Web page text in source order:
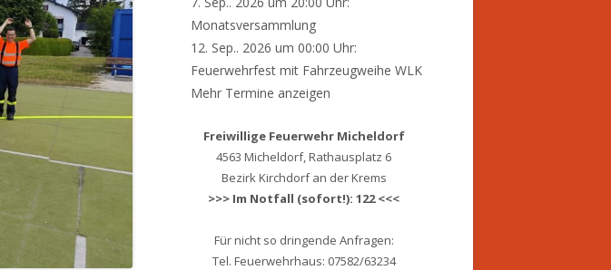
Monatsversammlung
12. Sep.. 2026 um 00:00 Uhr:
Feuerwehrfest mit Fahrzeugweihe WLK
Mehr Termine anzeigen
Freiwillige Feuerwehr Micheldorf
4563 Micheldorf, Rathausplatz 6
Bezirk Kirchdorf an der Krems
>>> Im Notfall (sofort!): 122 <<<
Für nicht so dringende Anfragen:
Tel. Feuerwehrhaus: 07582/63234